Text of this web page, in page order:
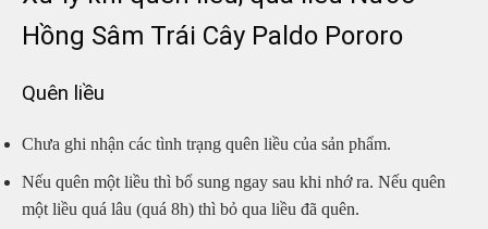
Hồng Sâm Trái Cây Paldo Pororo
Quên liều
Chưa ghi nhận các tình trạng quên liều của sản phẩm.
Nếu quên một liều thì bổ sung ngay sau khi nhớ ra. Nếu quên
một liều quá lâu (quá 8h) thì bỏ qua liều đã quên.